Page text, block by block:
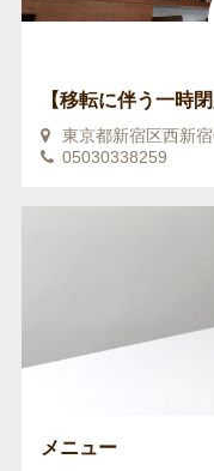
【移転に伴う一
東京都新宿区西新
05030338259
メニュー